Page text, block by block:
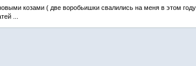
козами ( две воробьишки свалились на меня в этом году
...